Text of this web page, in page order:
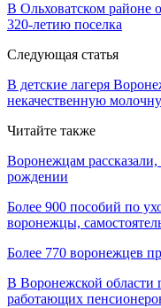
В Ольховатском районе
320-летию поселка
Следующая статья
В детские лагеря
некачественную
Читайте также
Воронежцам рассказали,
рождении
Более 900 пособий по
воронежцы,
Более 770 воронежцев
В Воронежской области
работающих